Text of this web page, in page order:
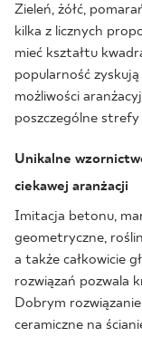
Zieleń, żółć,
kilka z licznych
mieć kształtu
popularność
możliwości
poszczególne strefy
Unikalne
ciekawej aranżacji
Imitacja betonu,
geometryczne,
a także całkowicie
rozwiązań pozwala
Dobrym
ceramiczne na